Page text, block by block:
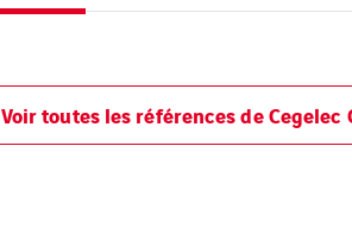
Voir toutes les références de Cegelec